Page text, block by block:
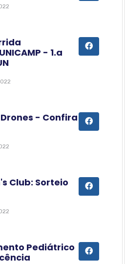
- 1.a
- Confira
Club: Sorteio
Pediátrico